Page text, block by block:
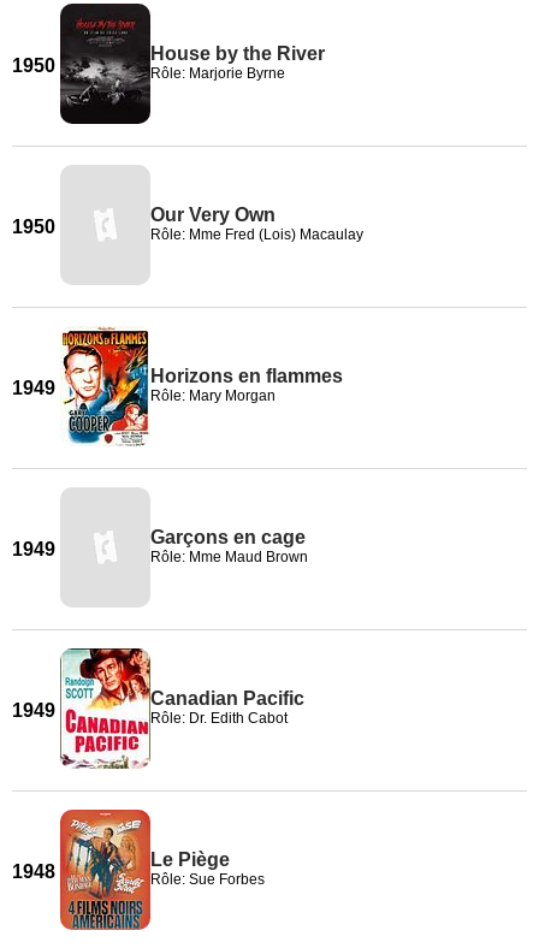
1950
House by the River
Rôle: Marjorie Byrne
1950
Our Very Own
Rôle: Mme Fred (Lois) Macaulay
1949
Horizons en flammes
Rôle: Mary Morgan
1949
Garçons en cage
Rôle: Mme Maud Brown
1949
Canadian Pacific
Rôle: Dr. Edith Cabot
1948
Le Piège
Rôle: Sue Forbes